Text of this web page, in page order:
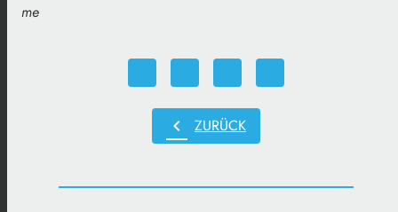
me
chevron_left ZURÜCK